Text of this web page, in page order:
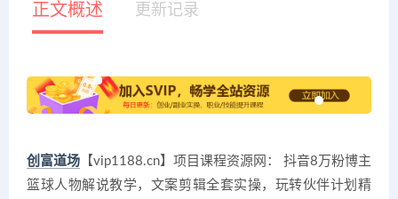
正文概述 更新记录
创富道场 【vip1188.cn】项目课程资源网： 抖音8万粉博主
篮球人物解说教学，文案剪辑全套实操，玩转伙伴计划精